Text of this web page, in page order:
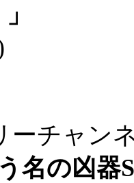
ーチャン
名の凶器